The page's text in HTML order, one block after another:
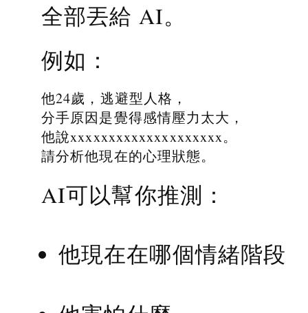
全部丟給 AI。
例如：
他24歲，逃避型人格，
分手原因是覺得感情壓力太大，
他說xxxxxxxxxxxxxxxxxxxx。
請分析他現在的心理狀態。
AI可以幫你推測：
他現在在哪個情緒階段